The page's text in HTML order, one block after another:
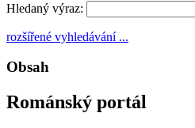
Hledaný výraz:
rozšířené vyhledávání ...
Obsah
Románský portál